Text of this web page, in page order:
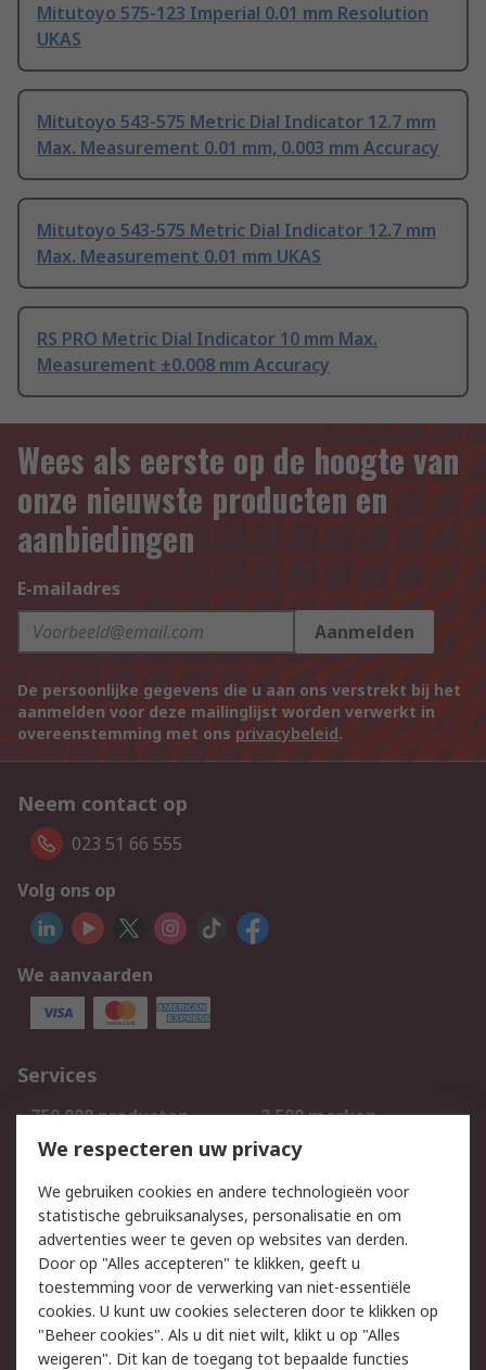
Mitutoyo 575-123 Imperial 0.01 mm Resolution
UKAS
Mitutoyo 543-575 Metric Dial Indicator 12.7 mm
Max. Measurement 0.01 mm, 0.003 mm Accuracy
Mitutoyo 543-575 Metric Dial Indicator 12.7 mm
Max. Measurement 0.01 mm UKAS
RS PRO Metric Dial Indicator 10 mm Max.
Measurement ±0.008 mm Accuracy
Wees als eerste op de hoogte van
onze nieuwste producten en
aanbiedingen
E-mailadres
Aanmelden
De persoonlijke gegevens die u aan ons verstrekt bij het
aanmelden voor deze mailinglijst worden verwerkt in
overeenstemming met ons privacybeleid.
Neem contact op
023 51 66 555
Volg ons op
We aanvaarden
Services
750.000 producten
2.500 merken
Bestellen
Inkoopoplossingen
Track & Trace
Wettelijk
Cookiebeleid
Email veiligheid
Privacybeleid
Websitevoorwaarden
Algemene
We respecteren uw privacy
We gebruiken cookies en andere technologieën voor
statistische gebruiksanalyses, personalisatie en om
advertenties weer te geven op websites van derden.
Door op "Alles accepteren" te klikken, geeft u
toestemming voor de verwerking van niet-essentiële
cookies. U kunt uw cookies selecteren door te klikken op
"Beheer cookies". Als u dit niet wilt, klikt u op "Alles
weigeren". Dit kan de toegang tot bepaalde functies